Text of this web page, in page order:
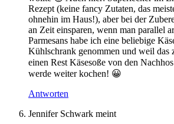
Rezept (keine fancy Zutaten, das
ohnehin im Haus!), aber bei der
an Zeit einsparen, wenn man parallel
Parmesans habe ich eine beliebige
Kühlschrank genommen und weil das
einen Rest Käsesoße von den
werde weiter kochen! 😀
Antworten
Jennifer Schwark meint